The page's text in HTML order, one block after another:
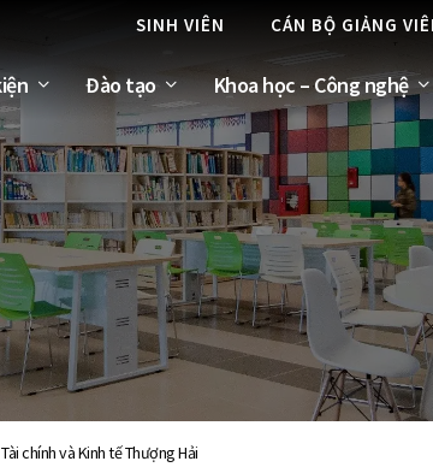
SINH VIÊN CÁN BỘ GIẢNG
Đào tạo Khoa học – Công nghệ
chính và Kinh tế Thượng Hải